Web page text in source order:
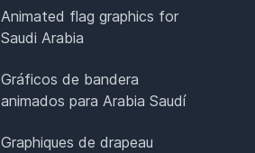
Animated flag graphics for
Saudi Arabia
Gráficos de bandera
animados para Arabia Saudí
Graphiques de drapeau